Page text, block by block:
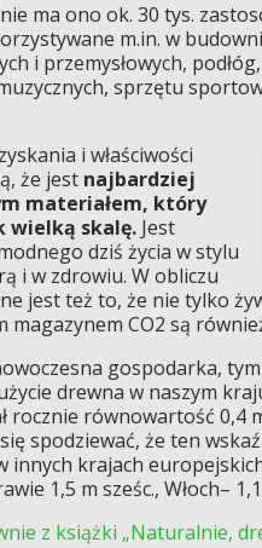
ma ono ok. 30 tys.
m.in. w
i przemysłowych,
sprzętu
i właściwości
że jest najbardziej
materiałem, który
wielką skalę. Jest
dziś życia w stylu
i w zdrowiu. W obliczu
jest też to, że nie tylko
magazynem CO2 są
gospodarka,
drewna w naszym
rocznie równowartość 0,4
spodziewać, że ten
innych krajach
1,5 m sześc., Włoch–
z książki „Naturalnie,